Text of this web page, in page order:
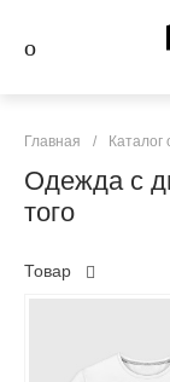
Главная /
Одежда с
того
Товар